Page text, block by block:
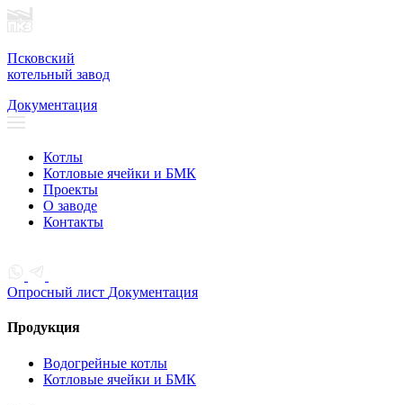
Псковский
котельный завод
Документация
Котлы
Котловые ячейки и БМК
Проекты
О заводе
Контакты
Опросный лист Документация
Продукция
Водогрейные котлы
Котловые ячейки и БМК